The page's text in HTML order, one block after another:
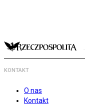
KONTAKT
O nas
Kontakt